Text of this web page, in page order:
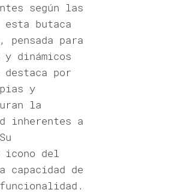
según las
esta butaca
para
dinámicos
por
y
la
inherentes a
icono del
capacidad de